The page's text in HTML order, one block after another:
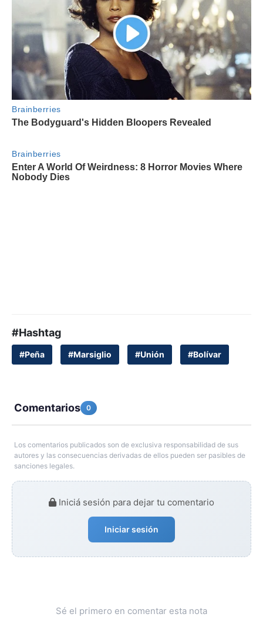
#Hashtag
#Peña #Marsiglio #Unión #Bolívar
Comentarios 0
Los comentarios publicados son de exclusiva responsabilidad de sus
autores y las consecuencias derivadas de ellos pueden ser pasibles de
sanciones legales.
Iniciá sesión para dejar tu comentario
Iniciar sesión
Sé el primero en comentar esta nota